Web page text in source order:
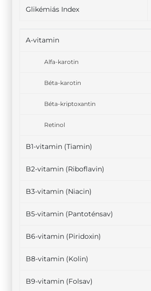
Glikémiás Index
A-vitamin
Alfa-karotin
Béta-karotin
Béta-kriptoxantin
Retinol
B1-vitamin (Tiamin)
B2-vitamin (Riboflavin)
B3-vitamin (Niacin)
B5-vitamin (Pantoténsav)
B6-vitamin (Piridoxin)
B8-vitamin (Kolin)
B9-vitamin (Folsav)